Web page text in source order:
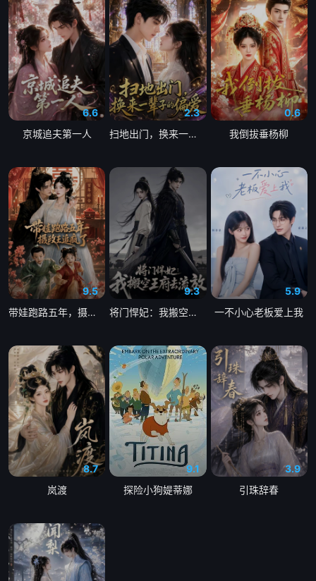
20260729下 20260730百厨干饭局
20260730下饭纯享 20260805上 20260805下
20260806百厨干饭局 20260806下饭纯享
6.6
京城追夫第一人
2.3
扫地出门，换来一辈子的偏爱
0.6
我倒拔垂杨柳
9.5
带娃跑路五年，摄政王追疯了
9.3
将门悍妃：我搬空王府去流放
5.9
一不小心老板爱上我
8.7
岚渡
9.1
探险小狗媞蒂娜
3.9
引珠辞春